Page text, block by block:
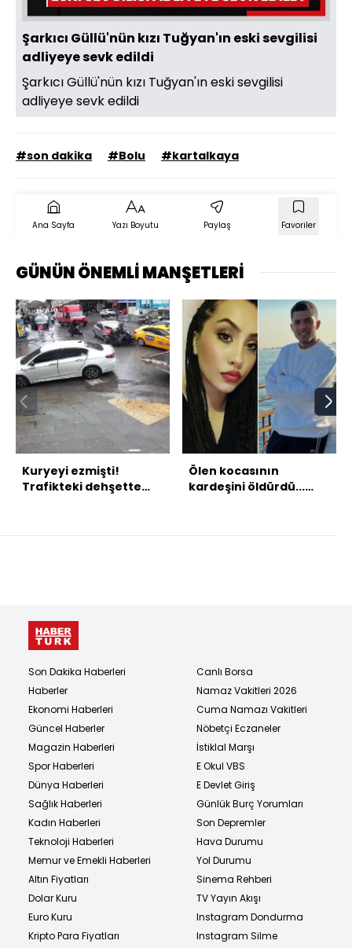
Şarkıcı Güllü'nün kızı Tuğyan'ın eski sevgilisi
adliyeye sevk edildi
Şarkıcı Güllü'nün kızı Tuğyan'ın eski sevgilisi
adliyeye sevk edildi
#son dakika #Bolu #kartalkaya
Ana Sayfa Yazı Boyutu Paylaş Favoriler
GÜNÜN ÖNEMLİ MANŞETLERİ
Kuryeyi ezmişti!
Trafikteki dehşette
Ölen kocasının
kardeşini öldürdü...
Son Dakika Haberleri
Haberler
Ekonomi Haberleri
Güncel Haberler
Magazin Haberleri
Spor Haberleri
Dünya Haberleri
Sağlık Haberleri
Kadın Haberleri
Teknoloji Haberleri
Memur ve Emekli Haberleri
Altın Fiyatları
Dolar Kuru
Euro Kuru
Kripto Para Fiyatları
Canlı Borsa
Namaz Vakitleri 2026
Cuma Namazı Vakitleri
Nöbetçi Eczaneler
İstiklal Marşı
E Okul VBS
E Devlet Giriş
Günlük Burç Yorumları
Son Depremler
Hava Durumu
Yol Durumu
Sinema Rehberi
TV Yayın Akışı
Instagram Dondurma
Instagram Silme